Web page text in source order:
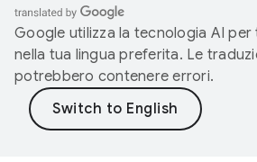
Google utilizza la tecnologia AI
nella tua lingua preferita. Le
potrebbero contenere errori.